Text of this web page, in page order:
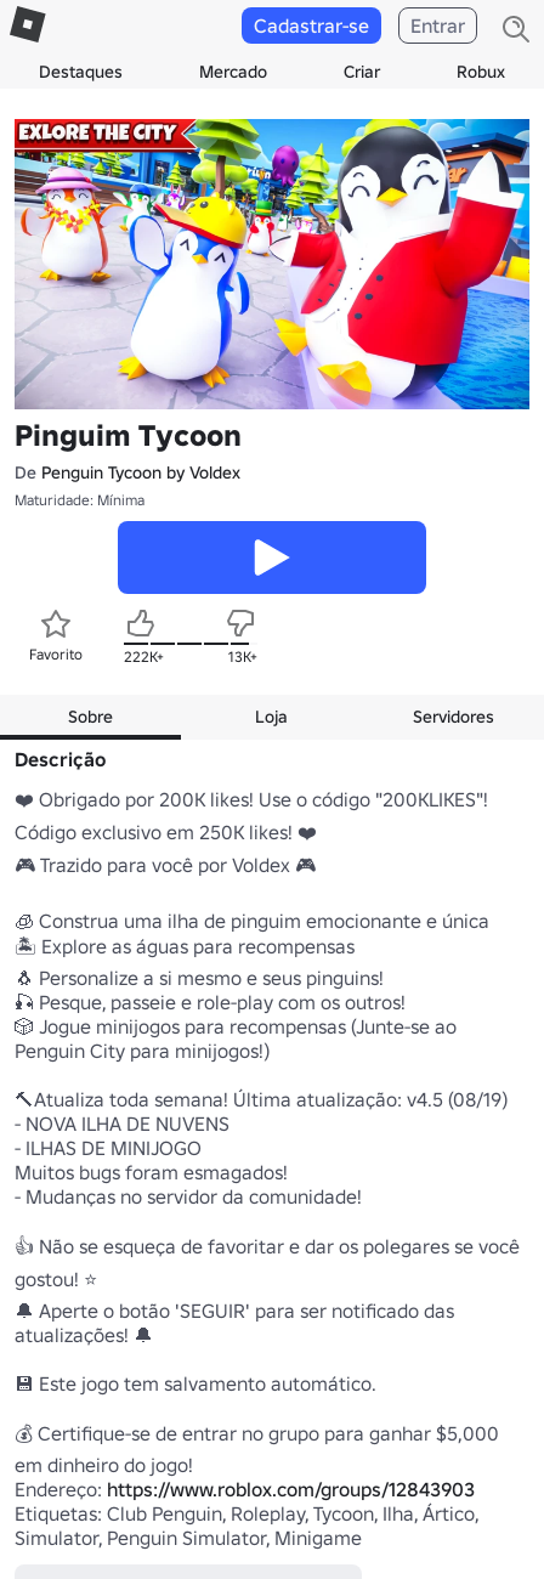
Destaques Mercado Criar Robux
Cadastrar-se Entrar
Pinguim Tycoon
De Penguin Tycoon by Voldex
Maturidade: Mínima
Favorito 222K+ 13K+
Sobre Loja Servidores
Descrição
❤️ Obrigado por 200K likes! Use o código "200KLIKES"!
Código exclusivo em 250K likes! ❤️
🎮 Trazido para você por Voldex 🎮
🧊 Construa uma ilha de pinguim emocionante e única
🏝️ Explore as águas para recompensas
🐧 Personalize a si mesmo e seus pinguins!
🎣 Pesque, passeie e role-play com os outros!
🎲 Jogue minijogos para recompensas (Junte-se ao
Penguin City para minijogos!)
🔨Atualiza toda semana! Última atualização: v4.5 (08/19)
- NOVA ILHA DE NUVENS
- ILHAS DE MINIJOGO
Muitos bugs foram esmagados!
- Mudanças no servidor da comunidade!
👍 Não se esqueça de favoritar e dar os polegares se você
gostou! ⭐
🔔 Aperte o botão 'SEGUIR' para ser notificado das
atualizações! 🔔
💾 Este jogo tem salvamento automático.
💰 Certifique-se de entrar no grupo para ganhar $5,000
em dinheiro do jogo!
Endereço: https://www.roblox.com/groups/12843903
Etiquetas: Club Penguin, Roleplay, Tycoon, Ilha, Ártico,
Simulator, Penguin Simulator, Minigame